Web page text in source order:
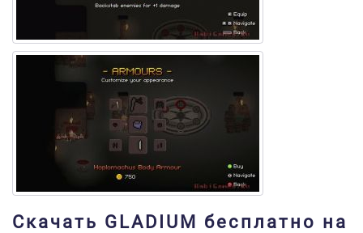
Скачать GLADIUM бесплатно на